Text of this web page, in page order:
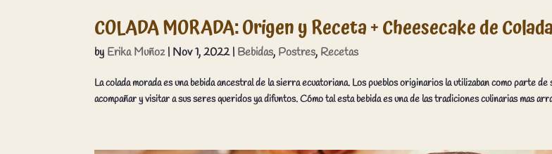
COLADA MORADA: Origen y Receta + Cheesecake de
by Erika Muñoz| Nov 1, 2022| Bebidas, Postres, Recetas
La colada morada es una bebida ancestral de la sierra ecuatoriana. Los pueblos originarios la utilizaban como parte
acompañar y visitar a sus seres queridos ya difuntos. Cómo tal esta bebida es una de las tradiciones culinarias mas